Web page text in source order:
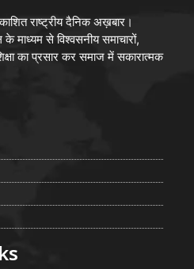
राष्ट्रीय दैनिक अख़बार।
माध्यम से विश्वसनीय समाचारों,
का प्रसार कर समाज में सकारात्मक